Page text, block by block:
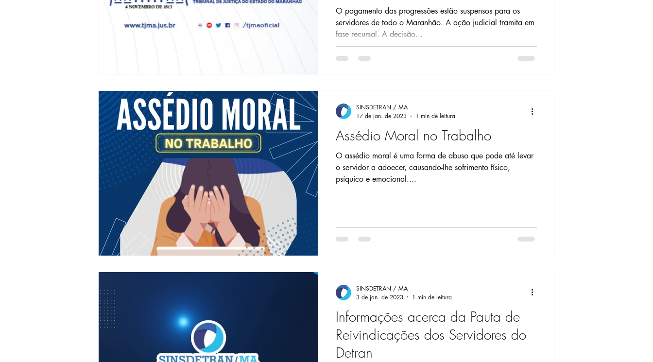
O pagamento das progressões estão suspensos para os
servidores de todo o Maranhão. A ação judicial tramita em
fase recursal. A decisão...
Assédio Moral no Trabalho
O assédio moral é uma forma de abuso que pode até levar
o servidor a adoecer, causando-lhe sofrimento físico,
psíquico e emocional....
SINSDETRAN / MA
17 de jan. de 2023
1 min de leitura
Informações acerca da Pauta de
Reivindicações dos Servidores do
Detran
SINSDETRAN / MA
3 de jan. de 2023
1 min de leitura